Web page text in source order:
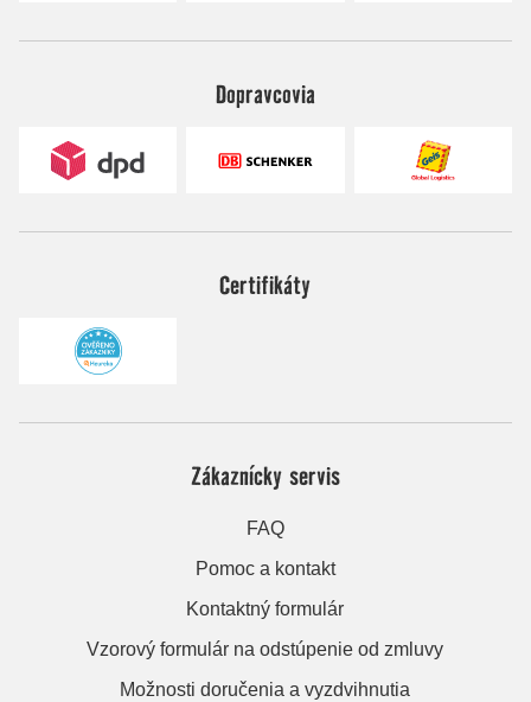
Dopravcovia
Certifikáty
Zákaznícky servis
FAQ
Pomoc a kontakt
Kontaktný formulár
Vzorový formulár na odstúpenie od zmluvy
Možnosti doručenia a vyzdvihnutia